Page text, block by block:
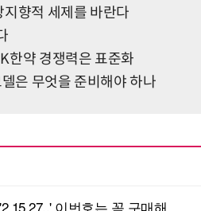
향적 세제를 바란다
한약 경쟁력은 표준화
은 무엇을 준비해야 하나